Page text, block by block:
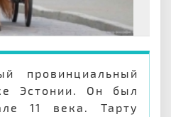
провинциальный
Эстонии. Он был
11 века. Тарту